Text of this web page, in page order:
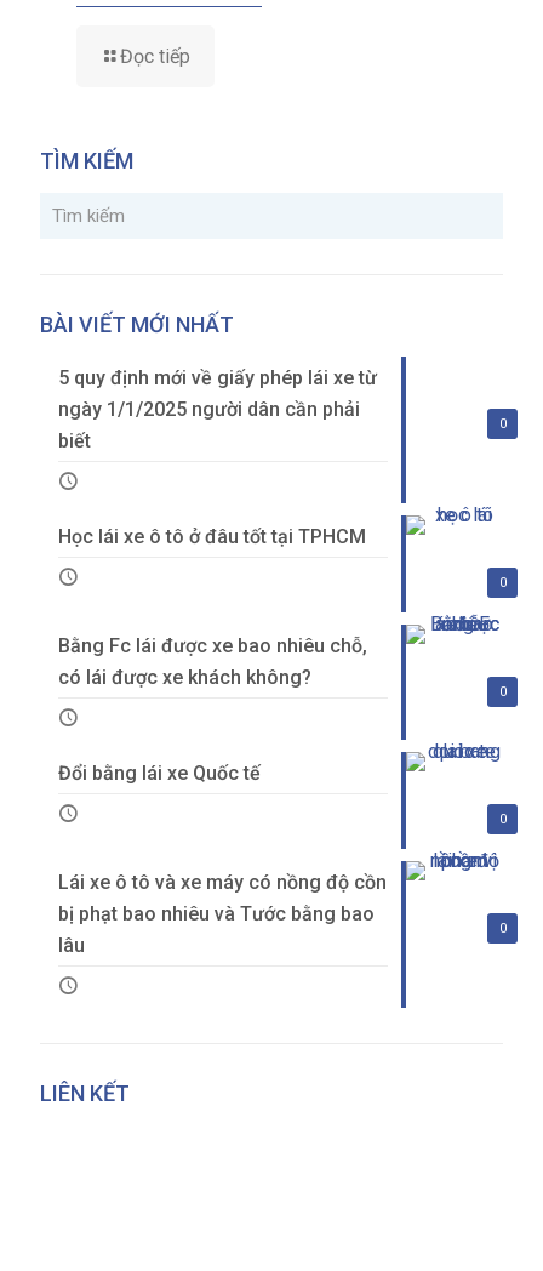
Đọc tiếp
TÌM KIẾM
BÀI VIẾT MỚI NHẤT
0
5 quy định mới về giấy phép lái xe từ
ngày 1/1/2025 người dân cần phải
biết
0
Học lái xe ô tô ở đâu tốt tại TPHCM
0
Bằng Fc lái được xe bao nhiêu chỗ,
có lái được xe khách không?
0
Đổi bằng lái xe Quốc tế
0
Lái xe ô tô và xe máy có nồng độ cồn
bị phạt bao nhiêu và Tước bằng bao
lâu
LIÊN KẾT